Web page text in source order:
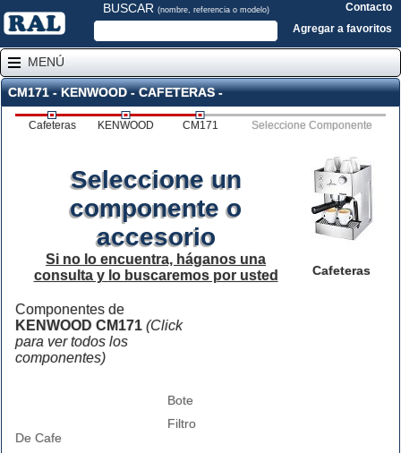
BUSCAR (nombre, referencia o modelo)
Contacto
Agregar a favoritos
MENÚ
CM171 - KENWOOD - CAFETERAS -
Cafeteras KENWOOD CM171 Seleccione Componente
Cafeteras
Seleccione un
componente o
accesorio
Si no lo encuentra, háganos una
consulta y lo buscaremos por usted
Componentes de
KENWOOD CM171 (Click
para ver todos los
componentes)
Bote
Filtro
De Cafe